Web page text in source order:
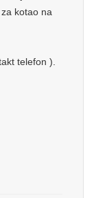
kotao na
telefon ).